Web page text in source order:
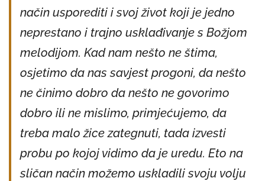
način usporediti i svoj život koji je jedno
neprestano i trajno usklađivanje s Božjom
melodijom. Kad nam nešto ne štima,
osjetimo da nas savjest progoni, da nešto
ne činimo dobro da nešto ne govorimo
dobro ili ne mislimo, primjećujemo, da
treba malo žice zategnuti, tada izvesti
probu po kojoj vidimo da je uredu. Eto na
sličan način možemo uskladili svoju volju